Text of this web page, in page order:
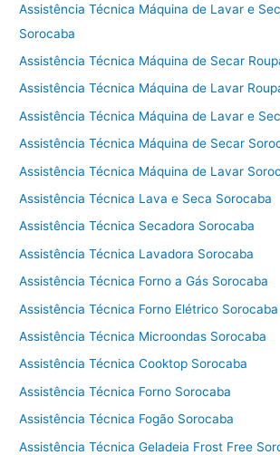
Assistência Técnica Máquina de Lavar e
Sorocaba
Assistência Técnica Máquina de Secar
Assistência Técnica Máquina de Lavar
Assistência Técnica Máquina de Lavar e
Assistência Técnica Máquina de Secar
Assistência Técnica Máquina de Lavar
Assistência Técnica Lava e Seca Sorocaba
Assistência Técnica Secadora Sorocaba
Assistência Técnica Lavadora Sorocaba
Assistência Técnica Forno a Gás Sorocaba
Assistência Técnica Forno Elétrico Sorocaba
Assistência Técnica Microondas Sorocaba
Assistência Técnica Cooktop Sorocaba
Assistência Técnica Forno Sorocaba
Assistência Técnica Fogão Sorocaba
Assistência Técnica Geladeia Frost Free